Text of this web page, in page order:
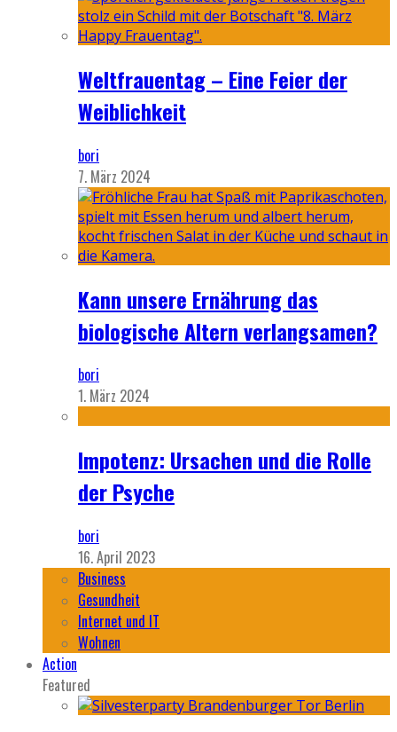
Weltfrauentag – Eine Feier der
Weiblichkeit
bori
7. März 2024
Kann unsere Ernährung das
biologische Altern verlangsamen?
bori
1. März 2024
Impotenz: Ursachen und die Rolle
der Psyche
bori
16. April 2023
Business
Gesundheit
Internet und IT
Wohnen
Action
Featured